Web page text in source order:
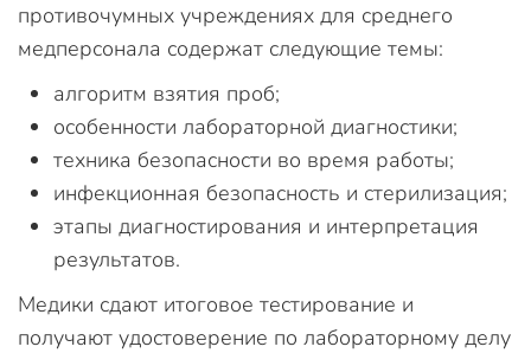
противочумных учреждениях для среднего
медперсонала содержат следующие темы:
алгоритм взятия проб;
особенности лабораторной диагностики;
техника безопасности во время работы;
инфекционная безопасность и стерилизация;
этапы диагностирования и интерпретация
результатов.
Медики сдают итоговое тестирование и
получают удостоверение по лабораторному делу